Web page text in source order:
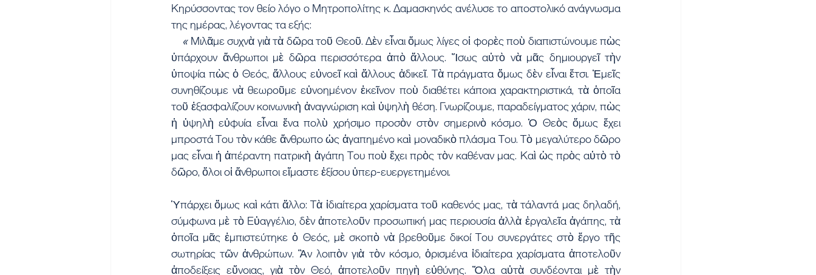
Κηρύσσοντας τον θείο λόγο ο Μητροπολίτης κ. Δαμασκηνός ανέλυσε το αποστολικό ανάγνωσμα
της ημέρας, λέγοντας τα εξής:
« Μιλᾶμε συχνὰ γιὰ τὰ δῶρα τοῦ Θεοῦ. Δὲν εἶναι ὅμως λίγες οἱ φορὲς ποὺ διαπιστώνουμε πὼς
ὑπάρχουν ἄνθρωποι μὲ δῶρα περισσότερα ἀπὸ ἄλλους. Ἴσως αὐτὸ νὰ μᾶς δημιουργεῖ τὴν
ὑποψία πὼς ὁ Θεός, ἄλλους εὐνοεῖ καὶ ἄλλους ἀδικεῖ. Τὰ πράγματα ὅμως δὲν εἶναι ἔτσι. Ἐμεῖς
συνηθίζουμε νὰ θεωροῦμε εὐνοημένον ἐκεῖνον ποὺ διαθέτει κάποια χαρακτηριστικά, τὰ ὁποῖα
τοῦ ἐξασφαλίζουν κοινωνικὴ ἀναγνώριση καὶ ὑψηλὴ θέση. Γνωρίζουμε, παραδείγματος χάριν, πὼς
ἡ ὑψηλὴ εὐφυία εἶναι ἕνα πολὺ χρήσιμο προσὸν στὸν σημερινὸ κόσμο. Ὁ Θεὸς ὅμως ἔχει
μπροστά Του τὸν κάθε ἄνθρωπο ὡς ἀγαπημένο καὶ μοναδικὸ πλάσμα Του. Τὸ μεγαλύτερο δῶρο
μας εἶναι ἡ ἀπέραντη πατρικὴ ἀγάπη Του ποὺ ἔχει πρὸς τὸν καθέναν μας. Καὶ ὡς πρὸς αὐτὸ τὸ
δῶρο, ὅλοι οἱ ἄνθρωποι εἴμαστε ἐξίσου ὑπερ-ευεργετημένοι.
Ὑπάρχει ὅμως καὶ κάτι ἄλλο: Τὰ ἰδιαίτερα χαρίσματα τοῦ καθενός μας, τὰ τάλαντά μας δηλαδή,
σύμφωνα μὲ τὸ Εὐαγγέλιο, δὲν ἀποτελοῦν προσωπική μας περιουσία ἀλλὰ ἐργαλεῖα ἀγάπης, τὰ
ὁποῖα μᾶς ἐμπιστεύτηκε ὁ Θεός, μὲ σκοπὸ νὰ βρεθοῦμε δικοί Του συνεργάτες στὸ ἔργο τῆς
σωτηρίας τῶν ἀνθρώπων. Ἂν λοιπὸν γιὰ τὸν κόσμο, ὁρισμένα ἰδιαίτερα χαρίσματα ἀποτελοῦν
ἀποδείξεις εὔνοιας, γιὰ τὸν Θεό, ἀποτελοῦν πηγὴ εὐθύνης. Ὅλα αὐτὰ συνδέονται μὲ τὴν